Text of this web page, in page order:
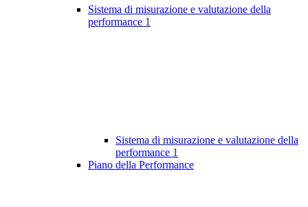
Sistema di misurazione e valutazione della
performance 1
Sistema di misurazione e valutazione della
performance 1
Piano della Performance